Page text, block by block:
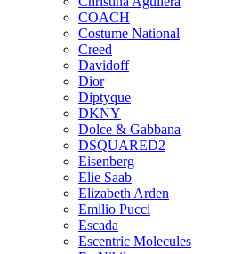
COACH
Costume National
Creed
Davidoff
Dior
Diptyque
DKNY
Dolce & Gabbana
DSQUARED2
Eisenberg
Elie Saab
Elizabeth Arden
Emilio Pucci
Escada
Escentric Molecules